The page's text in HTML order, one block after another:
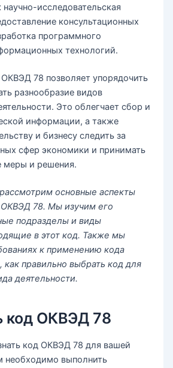
научно-исследовательская
консультационных
программного
технологий.
78 позволяет упорядочить
разнообразие видов
Это облегчает сбор и
информации, а также
и бизнесу следить за
сфер экономики и принимать
меры и решения.
основные аспекты
78. Мы изучим его
подразделы и виды
в этот код. Также мы
к применению кода
правильно выбрать код для
деятельности.
код ОКВЭД 78
код ОКВЭД 78 для вашей
необходимо выполнить